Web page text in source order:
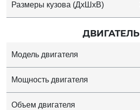
Размеры кузова (ДхШхВ)
ДВИГАТЕЛЬ
Модель двигателя
Мощность двигателя
Объем двигателя